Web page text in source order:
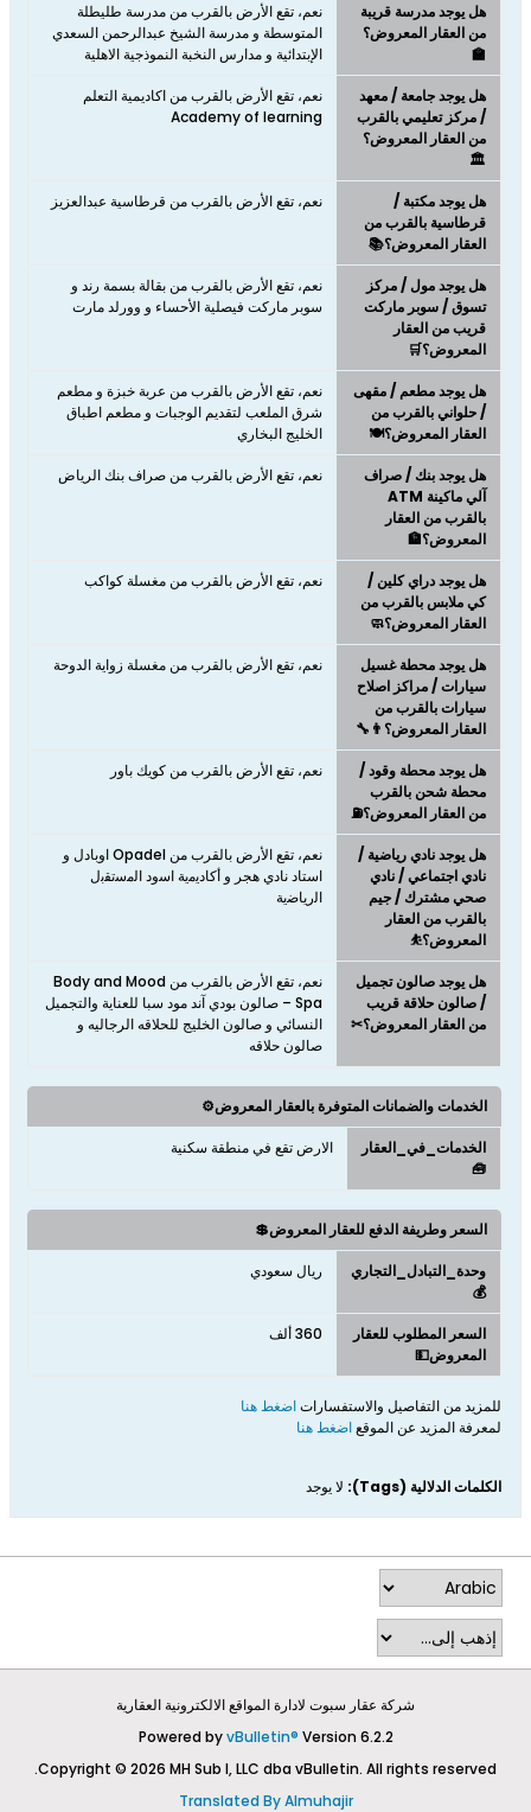
هل يوجد مدرسة قريبة
من العقار المعروض؟
🏫
نعم، تقع الأرض بالقرب من مدرسة طليطلة
المتوسطة و مدرسة الشيخ عبدالرحمن السعدي
الإبتدائية و مدارس النخبة النموذجية الاهلية
هل يوجد جامعة / معهد
/ مركز تعليمي بالقرب
من العقار المعروض؟
🏛️
نعم، تقع الأرض بالقرب من اكاديمية التعلم
Academy of learning
هل يوجد مكتبة /
قرطاسية بالقرب من
العقار المعروض؟📚
نعم، تقع الأرض بالقرب من قرطاسية عبدالعزيز
هل يوجد مول / مركز
تسوق / سوبر ماركت
قريب من العقار
المعروض؟🛒
نعم، تقع الأرض بالقرب من بقالة بسمة رند و
سوبر ماركت فيصلية الأحساء و وورلد مارت
هل يوجد مطعم / مقهى
/ حلواني بالقرب من
العقار المعروض؟🍽️
نعم، تقع الأرض بالقرب من عربة خبزة و مطعم
شرق الملعب لتقديم الوجبات و مطعم اطباق
الخليج البخاري
هل يوجد بنك / صراف
آلي ماكينة ATM
بالقرب من العقار
المعروض؟🏦
نعم، تقع الأرض بالقرب من صراف بنك الرياض
هل يوجد دراي كلين /
كي ملابس بالقرب من
العقار المعروض؟🧼
نعم، تقع الأرض بالقرب من مغسلة كواكب
هل يوجد محطة غسيل
سيارات / مراكز اصلاح
سيارات بالقرب من
العقار المعروض؟👨‍🔧
نعم، تقع الأرض بالقرب من مغسلة زواية الدوحة
هل يوجد محطة وقود /
محطة شحن بالقرب
من العقار المعروض؟⛽
نعم، تقع الأرض بالقرب من كويك باور
هل يوجد نادي رياضية /
نادي اجتماعي / نادي
صحي مشترك / جيم
بالقرب من العقار
المعروض؟⛹
نعم، تقع الأرض بالقرب من Opadel اوبادل و
استاد نادي هجر و أﻛﺎدﯾﻣﯾﺔ اﺳود اﻟﻣﺳﺗﻘﺑل
اﻟرﯾﺎﺿﯾﺔ
هل يوجد صالون تجميل
/ صالون حلاقة قريب
من العقار المعروض؟✂
نعم، تقع الأرض بالقرب من Body and Mood
Spa – صالون بودي آند مود سبا للعناية والتجميل
النسائي و صالون الخليج للحلاقه الرجاليه و
صالون حلاقه
الخدمات والضمانات المتوفرة بالعقار المعروض⚙️
الخدمات_في_العقار
🧰
الارض تقع في منطقة سكنية
السعر وطريفة الدفع للعقار المعروض💲
وحدة_التبادل_التجاري
💰
ريال سعودي
السعر المطلوب للعقار
المعروض💵
360 ألف
للمزيد من التفاصيل والاستفساراتاضغط هنا
لمعرفة المزيد عن الموقعاضغط هنا
الكلمات الدلالية (Tags): لا يوجد
شركة عقار سبوت لادارة المواقع الالكترونية العقارية
Powered byvBulletin® Version 6.2.2
Copyright © 2026 MH Sub I, LLC dba vBulletin. All rights reserved.
Translated By Almuhajir